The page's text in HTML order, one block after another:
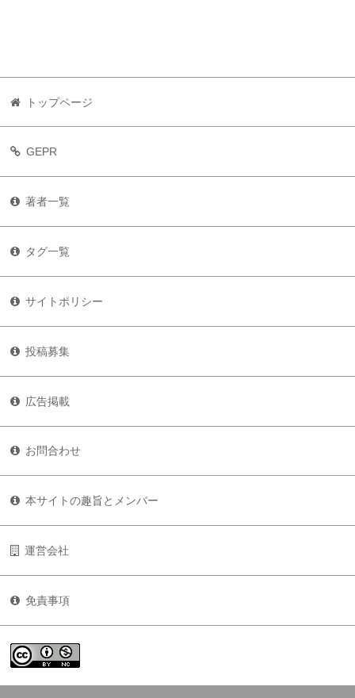
トップページ
GEPR
著者一覧
タグ一覧
サイトポリシー
投稿募集
広告掲載
お問合わせ
本サイトの趣旨とメンバー
運営会社
免責事項